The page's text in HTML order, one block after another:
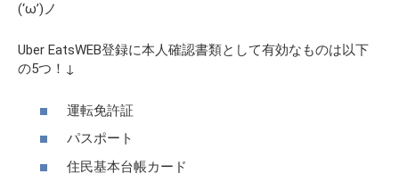
(‘ω’)ノ
Uber EatsWEB登録に本人確認書類として有効なものは以下
の5つ！↓
運転免許証
パスポート
住民基本台帳カード